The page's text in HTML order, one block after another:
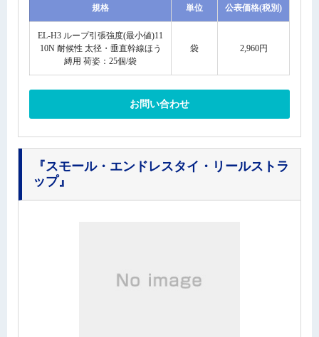
規格 単位 公表価格(税別)
EL-H3 ループ引張強度(最小値)11
10N 耐候性 太径・垂直幹線ほう
縛用 荷姿：25個/袋
袋 2,960円
お問い合わせ
『スモール・エンドレスタイ・リールストラ
ップ』